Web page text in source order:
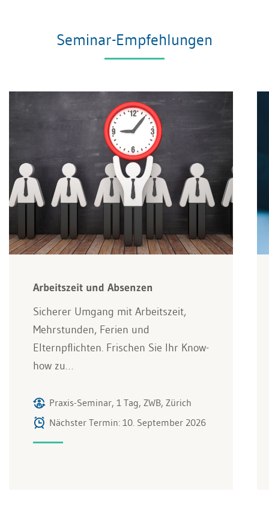
Seminar-Empfehlungen
Arbeitszeit und Absenzen
Sicherer Umgang mit Arbeitszeit,
Mehrstunden, Ferien und
Elternpflichten. Frischen Sie Ihr Know-
how zu…
Praxis-Seminar, 1 Tag, ZWB, Zürich
Nächster Termin: 10. September 2026